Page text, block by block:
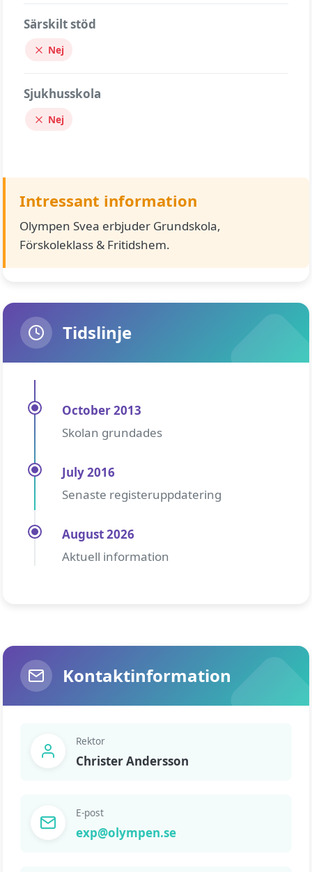
Särskilt stöd
Nej
Sjukhusskola
Nej
Intressant information
Olympen Svea erbjuder Grundskola,
Förskoleklass & Fritidshem.
Tidslinje
October 2013
Skolan grundades
July 2016
Senaste registeruppdatering
August 2026
Aktuell information
Kontaktinformation
Rektor
Christer Andersson
E-post
exp@olympen.se